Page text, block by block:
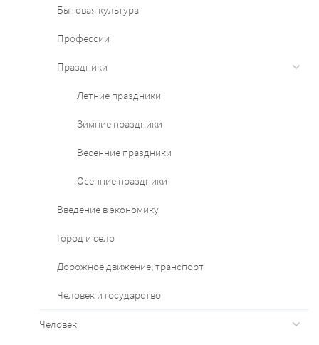
Бытовая культура
Профессии
Праздники
Летние праздники
Зимние праздники
Весенние праздники
Осенние праздники
Введение в экономику
Город и село
Дорожное движение, транспорт
Человек и государство
Человек